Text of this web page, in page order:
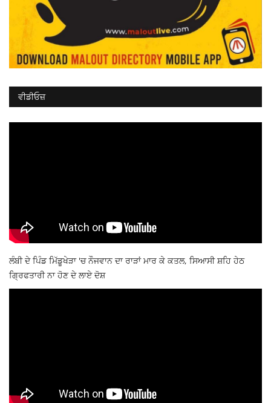
ਵੀਡੀਓਜ਼
ਲੰਬੀ ਦੇ ਪਿੰਡ ਮਿੱਡੂਖੇੜਾ 'ਚ ਨੌਜਵਾਨ ਦਾ ਰਾੜਾਂ ਮਾਰ ਕੇ ਕਤਲ, ਸਿਆਸੀ ਸ਼ਹਿ ਹੇਠ
ਗ੍ਰਿਫਤਾਰੀ ਨਾ ਹੋਣ ਦੇ ਲਾਏ ਦੋਸ਼